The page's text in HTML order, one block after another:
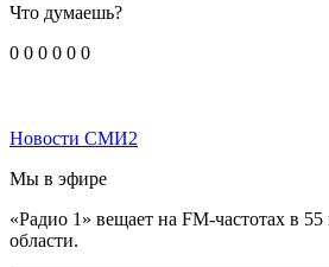
Что думаешь?
0 0 0 0 0 0
Новости СМИ2
Мы в эфире
«Радио 1» вещает на FM-частотах в
области.